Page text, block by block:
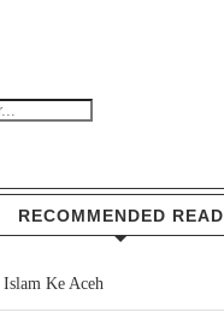
RECOMMENDED READ
Islam Ke Aceh